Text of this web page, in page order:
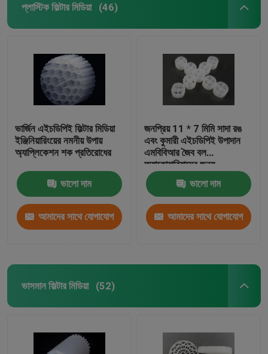
প্লাস্টিক ফিল্টার মিডিয়া (46)
ভার্জিন এইচডিপিই ফিল্টার মিডিয়া
ইঞ্জিনিয়ারিংয়ের নমনীয় উপায়
অ্যাপ্লিকেশন শক প্রতিরোধের
ভালো দাম
আমাদের সাথে যোগাযোগ
জনপ্রিয় 11 * 7 মিমি সাদা রঙ
এবং কুমারী এইচডিপিই উপাদান
এমবিবিআর জৈব বল
অ্যাকোয়ারিয়ামের জন্য
ভালো দাম
আমাদের সাথে যোগাযোগ
ভাসমান ফিল্টার মিডিয়া (52)